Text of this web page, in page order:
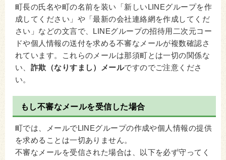
町長の氏名や町の名前を装い「新しいLINEグループを作
成してください」や「最新の会社連絡網を作成してくだ
さい」などの文言で、LINEグループの招待用二次元コー
ドや個人情報の送付を求める不審なメールが複数確認さ
れています。これらのメールは那須町とは一切の関係な
い、 詐欺（なりすまし）メールですのでご注意くださ
い。
もし不審なメールを受信した場合
町では、メールでLINEグループの作成や個人情報の提供
を求めることは一切ありません。
不審なメールを受信された場合は、以下を必ず守ってく